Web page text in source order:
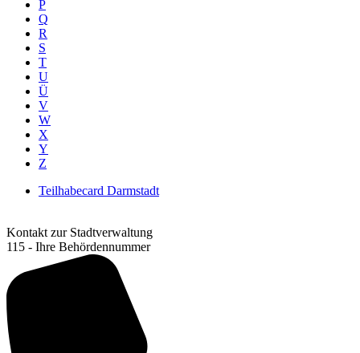
P
Q
R
S
T
U
Ü
V
W
X
Y
Z
Teilhabecard Darmstadt
Kontakt zur Stadtverwaltung
115 - Ihre Behördennummer